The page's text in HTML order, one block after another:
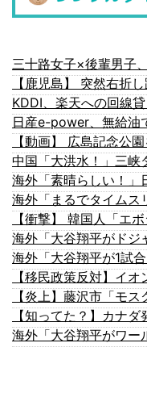
三十路女子×後輩男子
KDDI、楽天への回線